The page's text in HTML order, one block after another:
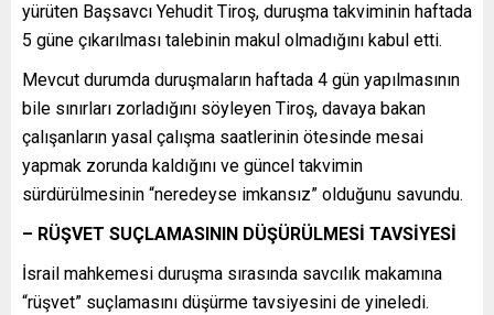
yürüten Başsavcı Yehudit Tiroş, duruşma takviminin haftada
5 güne çıkarılması talebinin makul olmadığını kabul etti.
Mevcut durumda duruşmaların haftada 4 gün yapılmasının
bile sınırları zorladığını söyleyen Tiroş, davaya bakan
çalışanların yasal çalışma saatlerinin ötesinde mesai
yapmak zorunda kaldığını ve güncel takvimin
sürdürülmesinin “neredeyse imkansız” olduğunu savundu.
– RÜŞVET SUÇLAMASININ DÜŞÜRÜLMESİ TAVSİYESİ
İsrail mahkemesi duruşma sırasında savcılık makamına
“rüşvet” suçlamasını düşürme tavsiyesini de yineledi.